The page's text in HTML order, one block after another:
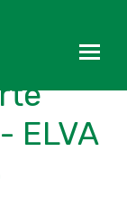
ELVA